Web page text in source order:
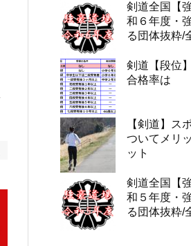
剣道全国【
和６年度・
る団体抜粋/
剣道【段位
合格率は
【剣道】ス
ついてメリ
ット
剣道全国【
和５年度・
る団体抜粋/